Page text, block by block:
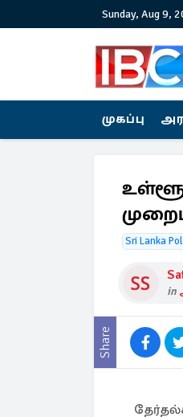
Sunday, Aug 9,
முகப்பு
Sri Lanka
in
Share